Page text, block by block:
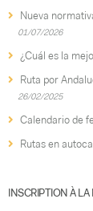
Nueva
01/07/2026
¿Cuál es la
Ruta por
26/02/2025
Calendario de
Rutas en
INSCRIPTION À